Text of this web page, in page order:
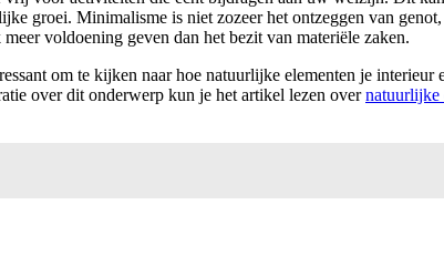
groei. Minimalisme is niet zozeer het ontzeggen van
voldoening geven dan het bezit van materiële zaken.
om te kijken naar hoe natuurlijke elementen je
over dit onderwerp kun je het artikel lezen overnatuurlijke